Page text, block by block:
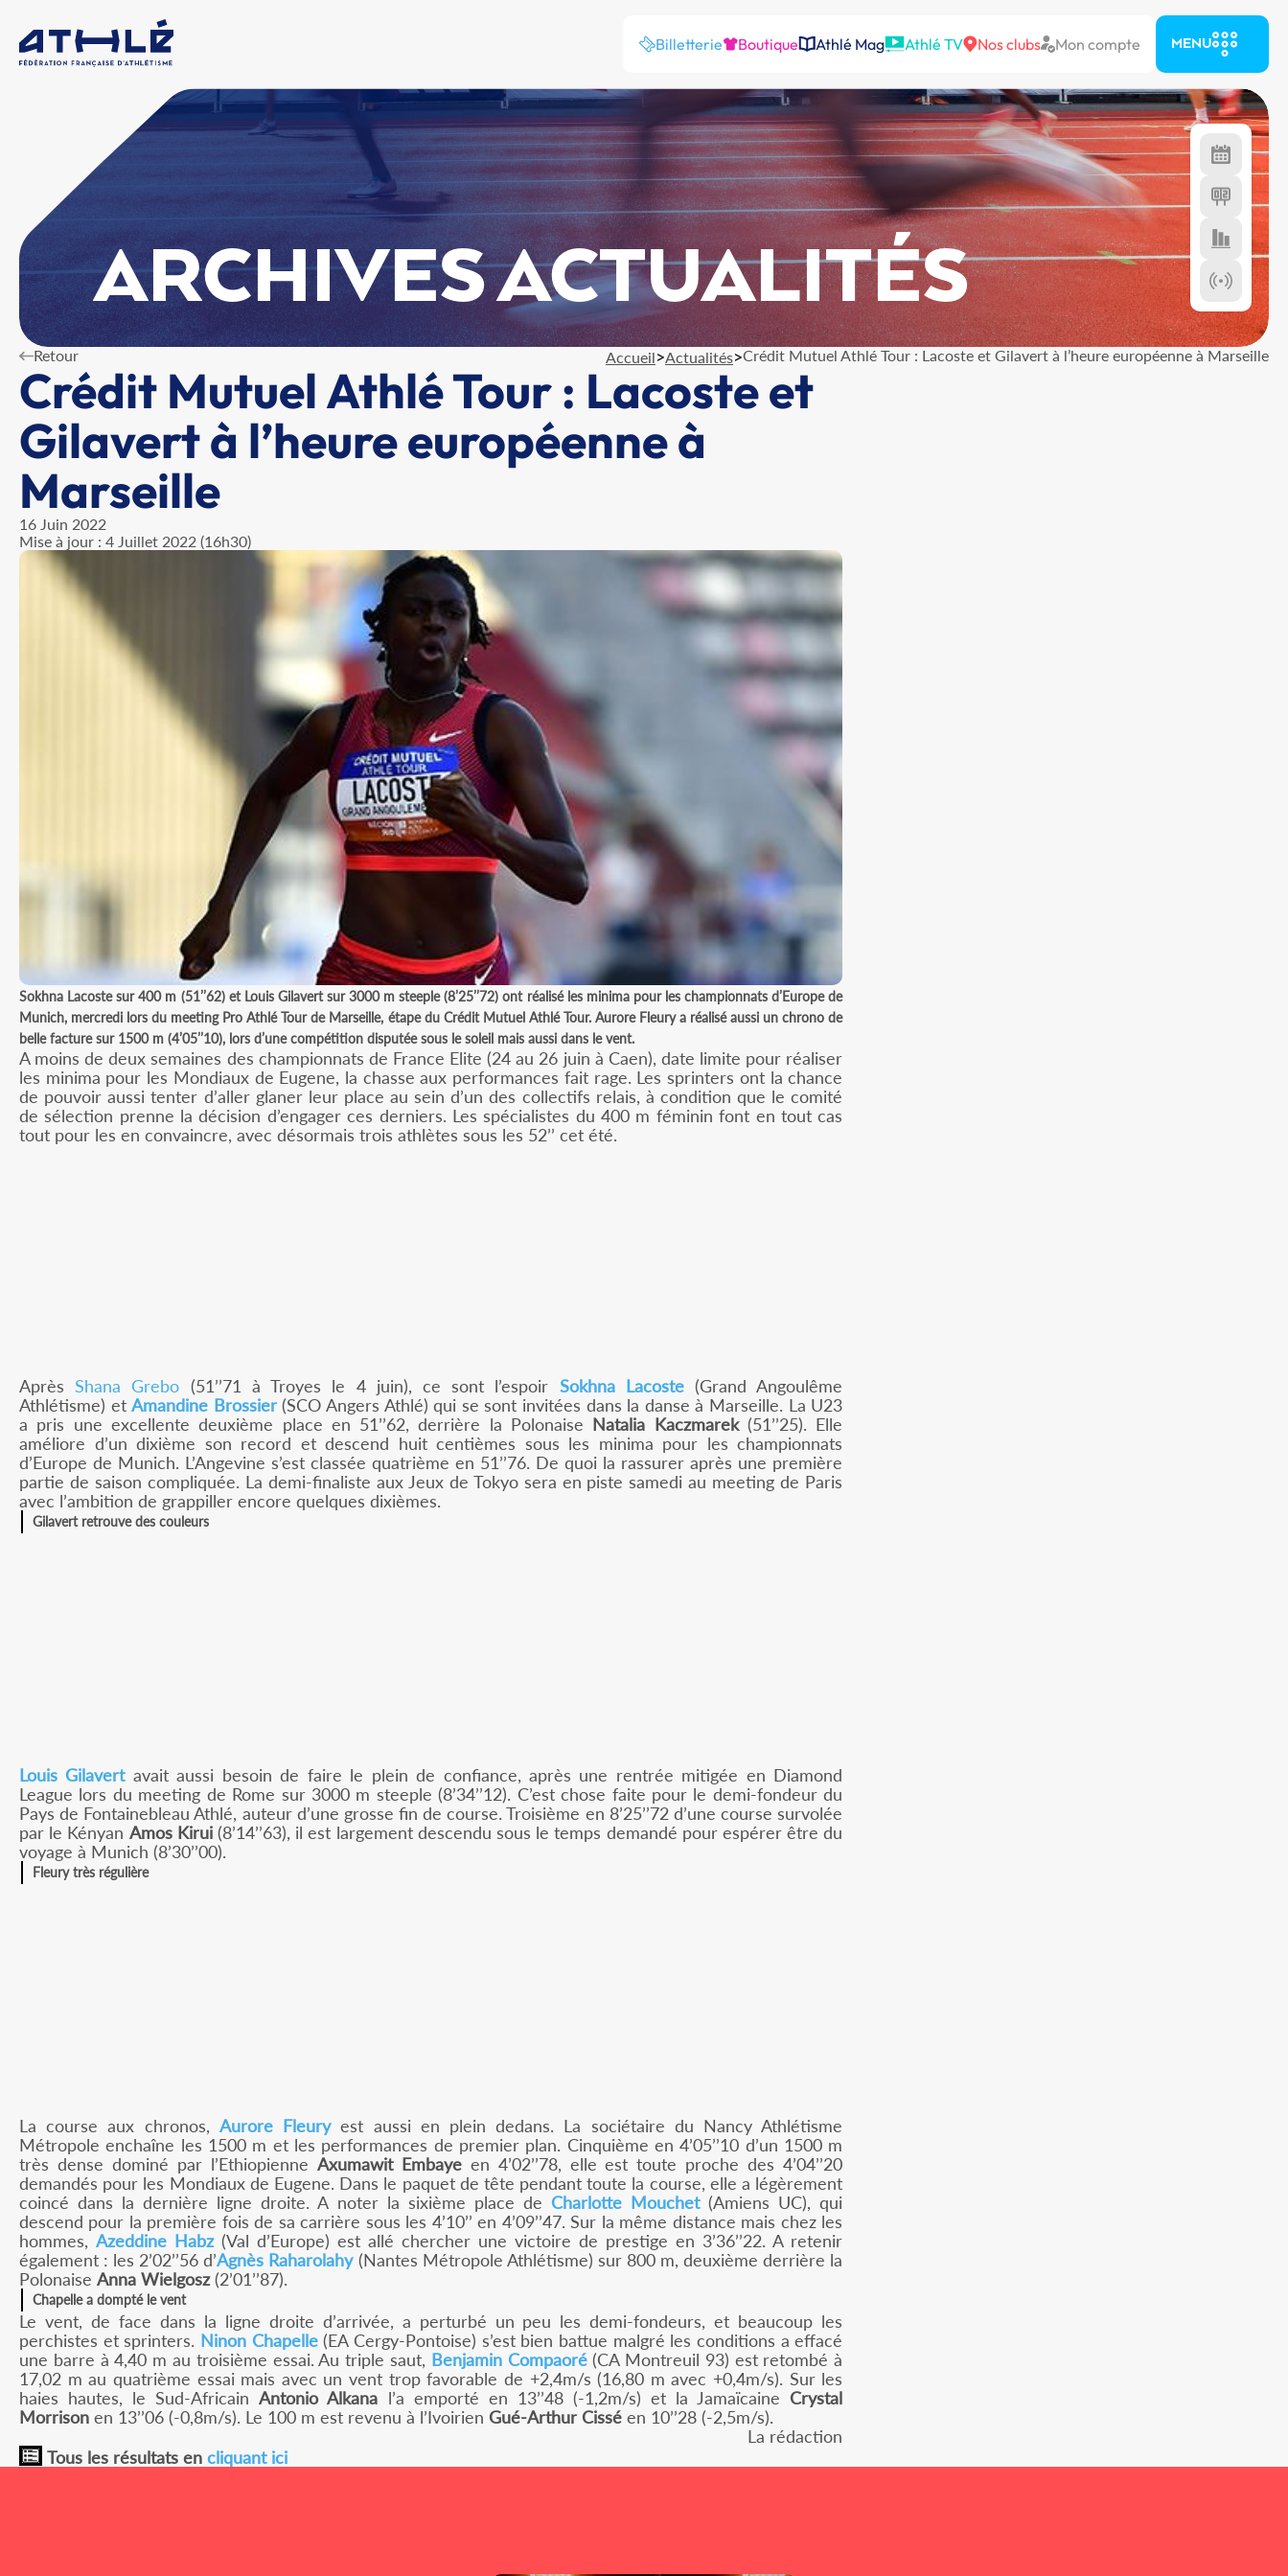
Billetterie Boutique Athlé Mag Athlé TV Nos clubs Mon compte MENU
ARCHIVES ACTUALITÉS
Retour Accueil>Actualités>Crédit Mutuel Athlé Tour : Lacoste et Gilavert à l’heure européenne à Marseille
Crédit Mutuel Athlé Tour : Lacoste et
Gilavert à l’heure européenne à
Marseille
16 Juin 2022
Mise à jour : 4 Juillet 2022 (16h30)
Sokhna Lacoste sur 400 m (51’’62) et Louis Gilavert sur 3000 m steeple (8’25’’72) ont réalisé les minima pour les championnats d’Europe de
Munich, mercredi lors du meeting Pro Athlé Tour de Marseille, étape du Crédit Mutuel Athlé Tour. Aurore Fleury a réalisé aussi un chrono de
belle facture sur 1500 m (4’05’’10), lors d’une compétition disputée sous le soleil mais aussi dans le vent.
A moins de deux semaines des championnats de France Elite (24 au 26 juin à Caen), date limite pour réaliser
les minima pour les Mondiaux de Eugene, la chasse aux performances fait rage. Les sprinters ont la chance
de pouvoir aussi tenter d’aller glaner leur place au sein d’un des collectifs relais, à condition que le comité
de sélection prenne la décision d’engager ces derniers. Les spécialistes du 400 m féminin font en tout cas
tout pour les en convaincre, avec désormais trois athlètes sous les 52’’ cet été.
AprèsShana Grebo (51’’71 à Troyes le 4 juin), ce sont l’espoir Sokhna Lacoste(Grand Angoulême
Athlétisme) etAmandine Brossier(SCO Angers Athlé) qui se sont invitées dans la danse à Marseille. La U23
a pris une excellente deuxième place en 51’’62, derrière la Polonaise Natalia Kaczmarek(51’’25). Elle
améliore d’un dixième son record et descend huit centièmes sous les minima pour les championnats
d’Europe de Munich. L’Angevine s’est classée quatrième en 51’’76. De quoi la rassurer après une première
partie de saison compliquée. La demi-finaliste aux Jeux de Tokyo sera en piste samedi au meeting de Paris
avec l’ambition de grappiller encore quelques dixièmes.
Gilavert retrouve des couleurs
Louis Gilavertavait aussi besoin de faire le plein de confiance, après une rentrée mitigée en Diamond
League lors du meeting de Rome sur 3000 m steeple (8’34’’12). C’est chose faite pour le demi-fondeur du
Pays de Fontainebleau Athlé, auteur d’une grosse fin de course. Troisième en 8’25’’72 d’une course survolée
par le Kényan Amos Kirui(8’14’’63), il est largement descendu sous le temps demandé pour espérer être du
voyage à Munich (8’30’’00).
Fleury très régulière
La course aux chronos, Aurore Fleuryest aussi en plein dedans. La sociétaire du Nancy Athlétisme
Métropole enchaîne les 1500 m et les performances de premier plan. Cinquième en 4’05’’10 d’un 1500 m
très dense dominé par l’Ethiopienne Axumawit Embayeen 4’02’’78, elle est toute proche des 4’04’’20
demandés pour les Mondiaux de Eugene. Dans le paquet de tête pendant toute la course, elle a légèrement
coincé dans la dernière ligne droite. A noter la sixième place de Charlotte Mouchet(Amiens UC), qui
descend pour la première fois de sa carrière sous les 4’10’’ en 4’09’’47. Sur la même distance mais chez les
hommes,Azeddine Habz(Val d’Europe) est allé chercher une victoire de prestige en 3’36’’22. A retenir
également : les 2’02’’56 d’Agnès Raharolahy(Nantes Métropole Athlétisme) sur 800 m, deuxième derrière la
Polonaise Anna Wielgosz(2’01’’87).
Chapelle a dompté le vent
Le vent, de face dans la ligne droite d’arrivée, a perturbé un peu les demi-fondeurs, et beaucoup les
perchistes et sprinters. Ninon Chapelle(EA Cergy-Pontoise) s’est bien battue malgré les conditions a effacé
une barre à 4,40 m au troisième essai. Au triple saut, Benjamin Compaoré(CA Montreuil 93) est retombé à
17,02 m au quatrième essai mais avec un vent trop favorable de +2,4m/s (16,80 m avec +0,4m/s). Sur les
haies hautes, le Sud-AfricainAntonio Alkana l’a emporté en 13’’48 (-1,2m/s) et la Jamaïcaine Crystal
Morrison en 13’’06 (-0,8m/s). Le 100 m est revenu à l’Ivoirien Gué-Arthur Cissé en 10’’28 (-2,5m/s).
La rédaction
Tous les résultats en cliquant ici